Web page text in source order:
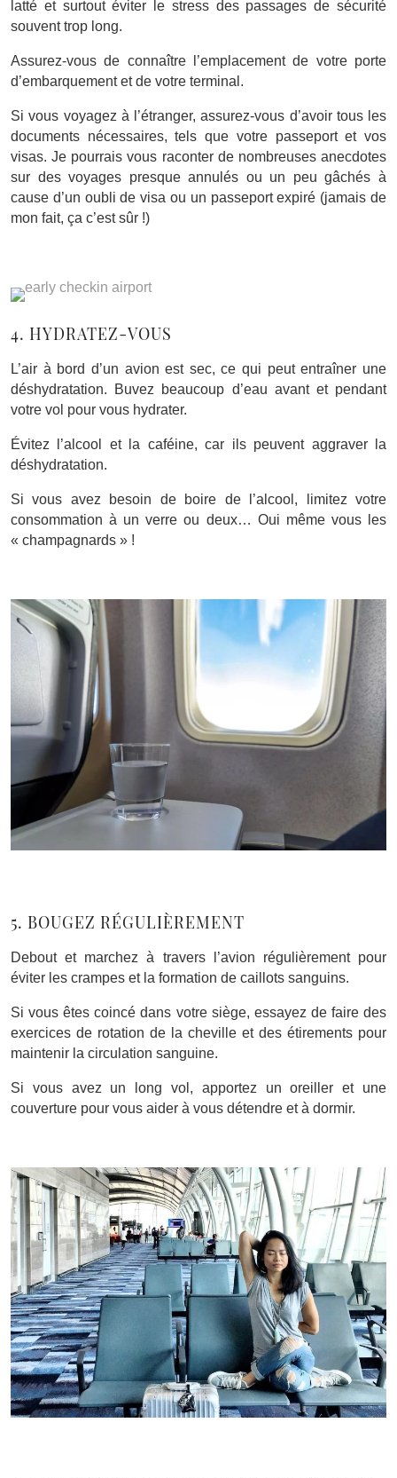
latté et surtout éviter le stress des passages de sécurité
souvent trop long.
Assurez-vous de connaître l’emplacement de votre porte
d’embarquement et de votre terminal.
Si vous voyagez à l’étranger, assurez-vous d’avoir tous les
documents nécessaires, tels que votre passeport et vos
visas. Je pourrais vous raconter de nombreuses anecdotes
sur des voyages presque annulés ou un peu gâchés à
cause d’un oubli de visa ou un passeport expiré (jamais de
mon fait, ça c’est sûr !)
4. HYDRATEZ-VOUS
L’air à bord d’un avion est sec, ce qui peut entraîner une
déshydratation. Buvez beaucoup d’eau avant et pendant
votre vol pour vous hydrater.
Évitez l’alcool et la caféine, car ils peuvent aggraver la
déshydratation.
Si vous avez besoin de boire de l’alcool, limitez votre
consommation à un verre ou deux… Oui même vous les
« champagnards » !
5. BOUGEZ RÉGULIÈREMENT
Debout et marchez à travers l’avion régulièrement pour
éviter les crampes et la formation de caillots sanguins.
Si vous êtes coincé dans votre siège, essayez de faire des
exercices de rotation de la cheville et des étirements pour
maintenir la circulation sanguine.
Si vous avez un long vol, apportez un oreiller et une
couverture pour vous aider à vous détendre et à dormir.